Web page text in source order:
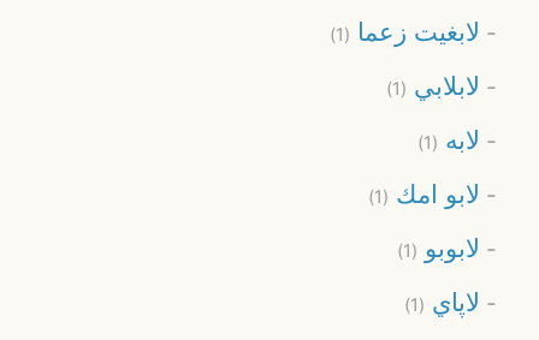
لابغيت زعما (1)
لابلابي (1)
لابه (1)
لابو امك (1)
لابوبو (1)
لاپاي (1)